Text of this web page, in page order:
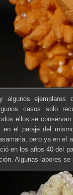
algunos ejemplares
casos solo
ellos se
en el paraje del
pero ya en el
en los años 40 del
Algunas labores se